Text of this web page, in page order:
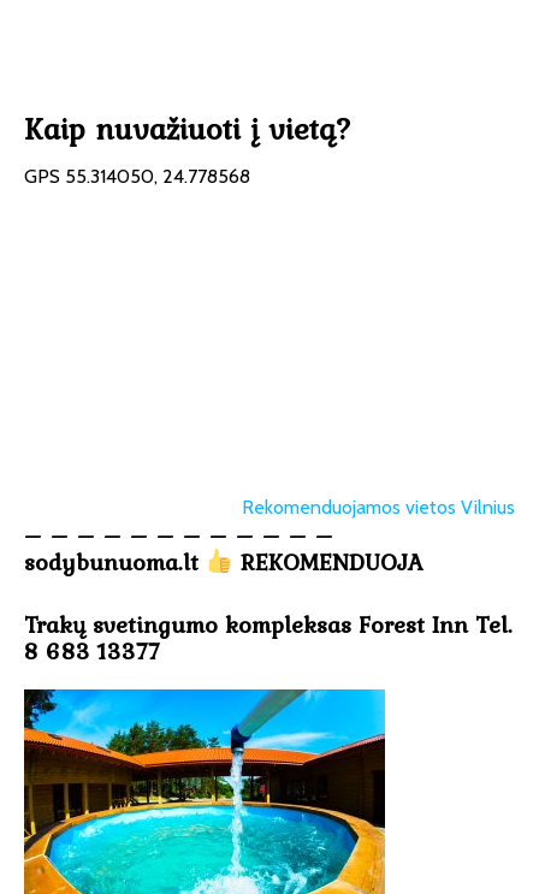
Kaip nuvažiuoti į vietą?
GPS 55.314050, 24.778568
Rekomenduojamos vietos Vilnius
– – – – – – – – – – – –
sodybunuoma.lt
REKOMENDUOJA
Trakų svetingumo kompleksas Forest Inn Tel.
8 683 13377